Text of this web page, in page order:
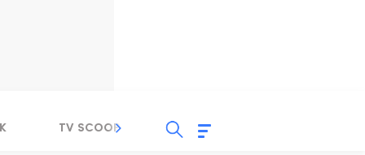
TV SCOOP LIRIK